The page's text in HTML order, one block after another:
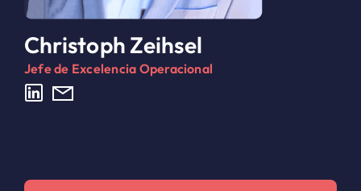
Christoph Zeihsel
Jefe de Excelencia Operacional